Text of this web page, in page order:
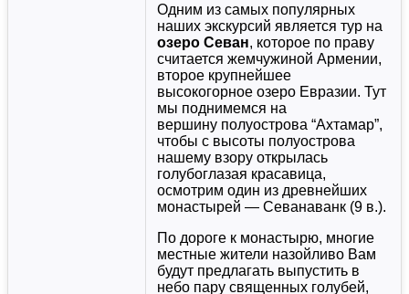
Одним из самых популярных
наших экскурсий является тур на
озеро Севан, которое по праву
считается жемчужиной Армении,
второе крупнейшее
высокогорное озеро Евразии. Тут
мы поднимемся на
вершину полуострова “Ахтамар”,
чтобы с высоты полуострова
нашему взору открылась
голубоглазая красавица,
осмотрим один из древнейших
монастырей — Севанаванк (9 в.).
По дороге к монастырю, многие
местные жители назойливо Вам
будут предлагать выпустить в
небо пару священных голубей,